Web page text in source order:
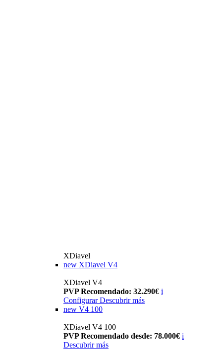
XDiavel
new XDiavel V4
XDiavel V4
PVP Recomendado: 32.290€ i
Configurar Descubrir más
new V4 100
XDiavel V4 100
PVP Recomendado desde: 78.000€ i
Descubrir más